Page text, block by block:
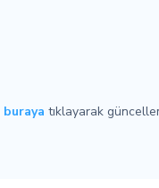
buraya tıklayarak